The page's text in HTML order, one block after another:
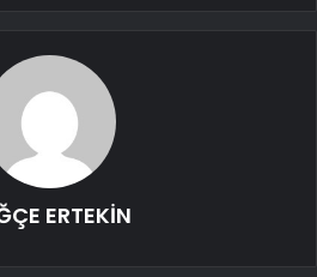
ERTEKİN